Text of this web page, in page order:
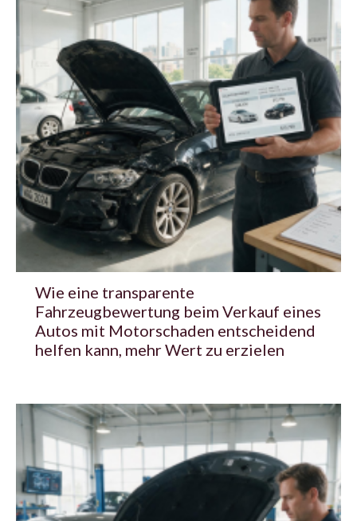
Wie eine transparente
Fahrzeugbewertung beim Verkauf eines
Autos mit Motorschaden entscheidend
helfen kann, mehr Wert zu erzielen